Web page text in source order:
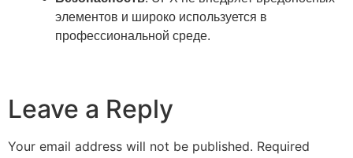
элементов и широко используется в
профессиональной среде.
Leave a Reply
Your email address will not be published. Required